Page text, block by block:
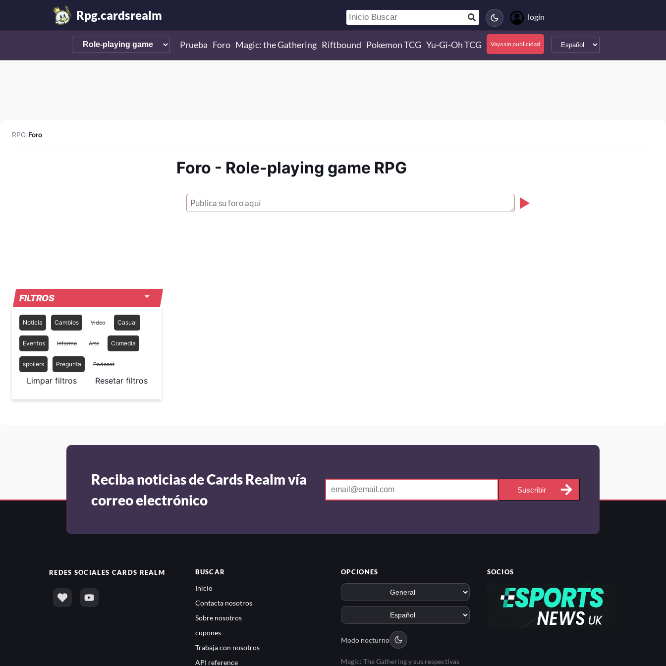
Rpg.cardsrealm login
Prueba Foro Magic: the Gathering Riftbound Pokemon TCG Yu-Gi-Oh TCG Vaya sin publicidad
RPG/Foro
Foro - Role-playing game RPG
FILTROS
Noticia Cambios Video Casual
Eventos Informe Arte Comedia
spoilers Pregunta Podcast
Limpar filtros Resetar filtros
Reciba noticias de Cards Realm vía
correo electrónico
Suscribir
REDES SOCIALES CARDS REALM BUSCAR
Inicio
Contacta nosotros
Sobre nosotros
cupones
Trabaja con nosotros
API reference
OPCIONES
Modo nocturno
Magic: The Gathering y sus respectivas
SOCIOS